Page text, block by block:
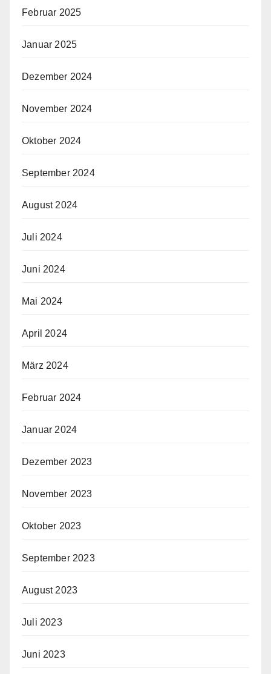
Februar 2025
Januar 2025
Dezember 2024
November 2024
Oktober 2024
September 2024
August 2024
Juli 2024
Juni 2024
Mai 2024
April 2024
März 2024
Februar 2024
Januar 2024
Dezember 2023
November 2023
Oktober 2023
September 2023
August 2023
Juli 2023
Juni 2023